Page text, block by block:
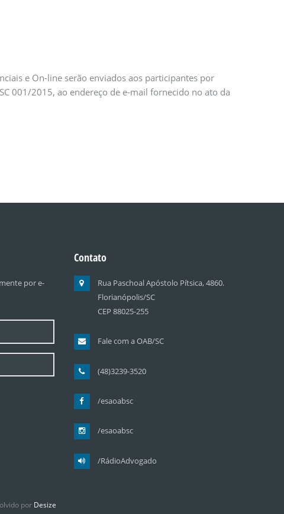
e On-line serão enviados aos participantes por
001/2015, ao endereço de e-mail fornecido no ato da
por e-
Contato
Rua Paschoal Apóstolo Pítsica, 4860.
Florianópolis/SC
CEP 88025-255
Fale com a OAB/SC
(48)3239-3520
/esaoabsc
/esaoabsc
/RádioAdvogado
por Desize